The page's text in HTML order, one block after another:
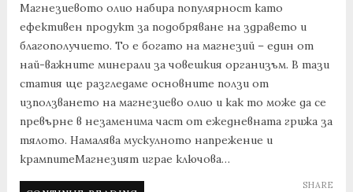
Магнезиевото олио набира популярност като
ефективен продукт за подобряване на здравето и
благополучието. То е богато на магнезий – един от
най-важните минерали за човешкия организъм. В тази
статия ще разгледаме основните ползи от
използването на магнезиево олио и как то може да се
превърне в незаменима част от ежедневната грижа за
тялото. Намалява мускулното напрежение и
крампитеМагнезият играе ключова…
SHARE